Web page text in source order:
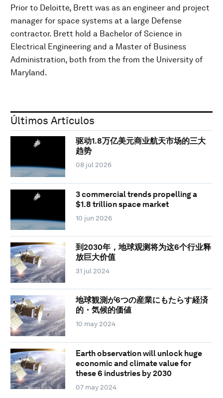
Prior to Deloitte, Brett was as an engineer and project
manager for space systems at a large Defense
contractor. Brett hold a Bachelor of Science in
Electrical Engineering and a Master of Business
Administration, both from the from the University of
Maryland.
Últimos Artículos
驱动1.8万亿美元商业航天市场的三大
趋势
08 jul 2026
3 commercial trends propelling a
$1.8 trillion space market
10 jun 2026
到2030年，地球观测将为这6个行业释
放巨大价值
31 jul 2024
地球観測が6つの産業にもたらす経済
的・気候的価値
10 may 2024
Earth observation will unlock huge
economic and climate value for
these 6 industries by 2030
07 may 2024